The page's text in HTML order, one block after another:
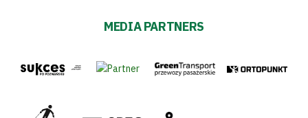
MEDIA PARTNERS